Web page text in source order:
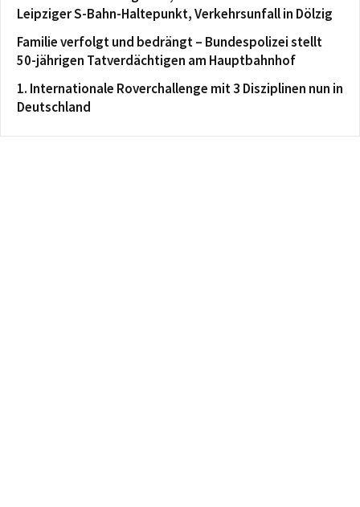
Leipziger S-Bahn-Haltepunkt, Verkehrsunfall in Dölzig
Familie verfolgt und bedrängt – Bundespolizei stellt
50-jährigen Tatverdächtigen am Hauptbahnhof
1. Internationale Roverchallenge mit 3 Disziplinen nun in
Deutschland